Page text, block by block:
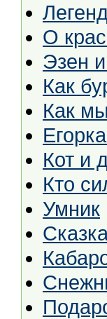
О
Эзен
Как
Как
Кот и
Кто
Умник